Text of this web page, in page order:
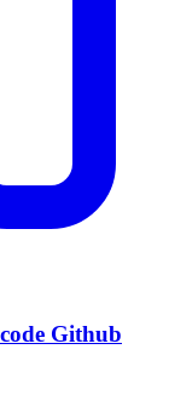
Github